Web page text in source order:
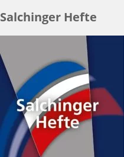
Salchinger Hefte